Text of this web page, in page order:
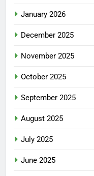
January 2026
December 2025
November 2025
October 2025
September 2025
August 2025
July 2025
June 2025